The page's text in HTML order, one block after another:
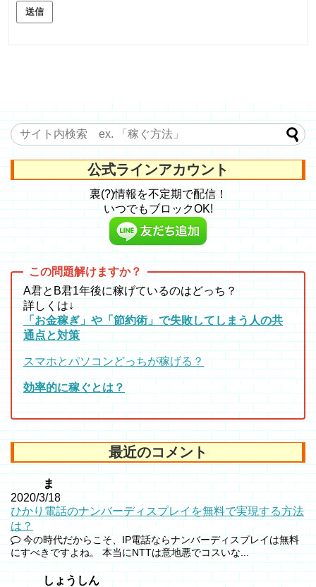
送信
公式ラインアカウント
裏(?)情報を不定期で配信！
いつでもブロックOK!
A君とB君1年後に稼げているのはどっち？
詳しくは↓
「お金稼ぎ」や「節約術」で失敗してしまう人の共
通点と対策
スマホとパソコンどっちが稼げる？
効率的に稼ぐとは？
最近のコメント
ま
2020/3/18
ひかり電話のナンバーディスプレイを無料で実現する方法
は？
今の時代だからこそ、IP電話ならナンバーディスプレイは無料
にすべきですよね。 本当にNTTは意地悪でコスいな...
しょうしん